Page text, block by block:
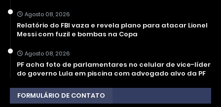
Agosto 08, 2026
Relatório do FBI vaza e revela plano para atacar Lionel
Messi com fuzil e bombas na Copa
Agosto 08, 2026
PF acha foto de parlamentares no celular de vice-líder
do governo Lula em piscina com advogado alvo da PF
FORMULÁRIO DE CONTATO